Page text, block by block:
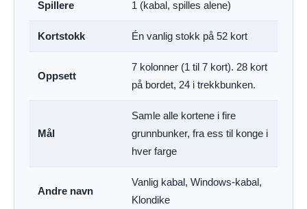
Spillere 1 (kabal, spilles alene)
Kortstokk Én vanlig stokk på 52 kort
Oppsett
7 kolonner (1 til 7 kort). 28 kort
på bordet, 24 i trekkbunken.
Mål
Samle alle kortene i fire
grunnbunker, fra ess til konge i
hver farge
Andre navn
Vanlig kabal, Windows-kabal,
Klondike